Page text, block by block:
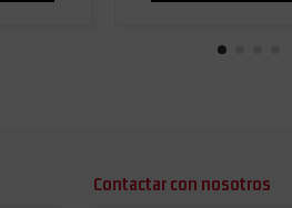
Contactar con nosotros